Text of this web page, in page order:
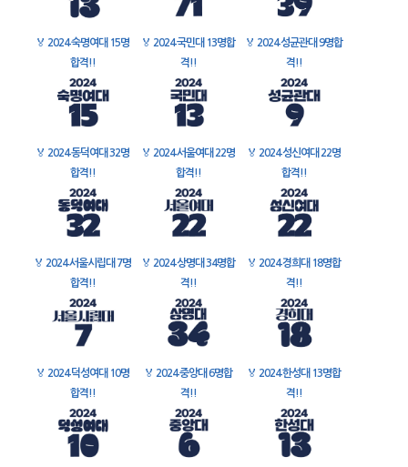
🏅 2024 숙명여대 15명
합격!!
🏅 2024 국민대 13명합
격!!
🏅 2024 성균관대 9명합
격!!
🏅 2024 동덕여대 32명
합격!!
🏅 2024 서울여대 22명
합격!!
🏅 2024 성신여대 22명
합격!!
🏅 2024 서울시립대 7명
합격!!
🏅 2024 상명대 34명합
격!!
🏅 2024 경희대 18명합
격!!
🏅 2024 덕성여대 10명
합격!!
🏅 2024 중앙대 6명합
격!!
🏅 2024 한성대 13명합
격!!